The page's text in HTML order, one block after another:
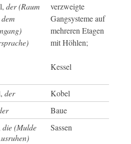
der (Raum
verzweigte
Gangsysteme auf
mehreren Etagen
mit Höhlen;
Kessel
der
Kobel
Baue
die (Mulde
Sassen